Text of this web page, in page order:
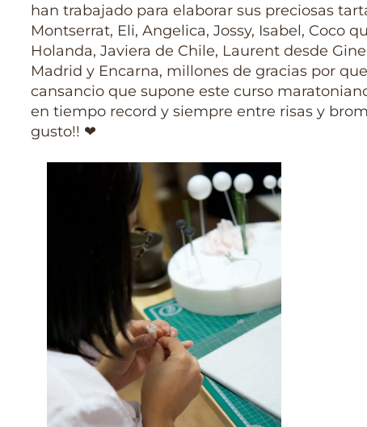
han trabajado para elaborar sus preciosas
Montserrat, Eli, Angelica, Jossy, Isabel, Coco
Holanda, Javiera de Chile, Laurent desde
Madrid y Encarna, millones de gracias por
cansancio que supone este curso
en tiempo record y siempre entre risas y
gusto!! ❤